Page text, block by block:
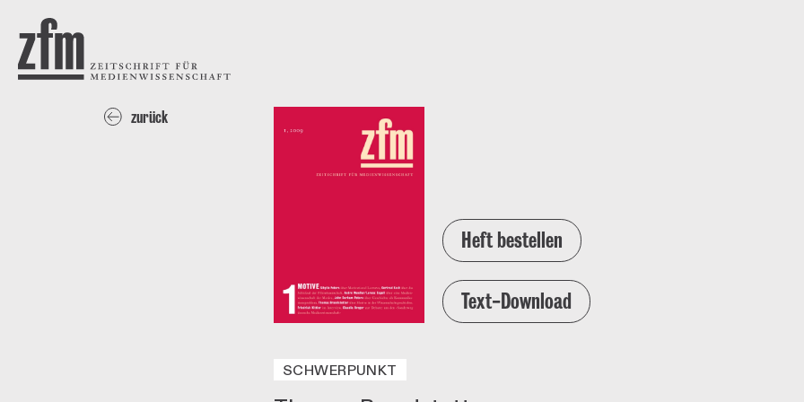
ZEITSCHRIFT FÜR
MEDIENWISSENSCHAFT
zurück
Heft bestellen
Text-Download
SCHWERPUNKT